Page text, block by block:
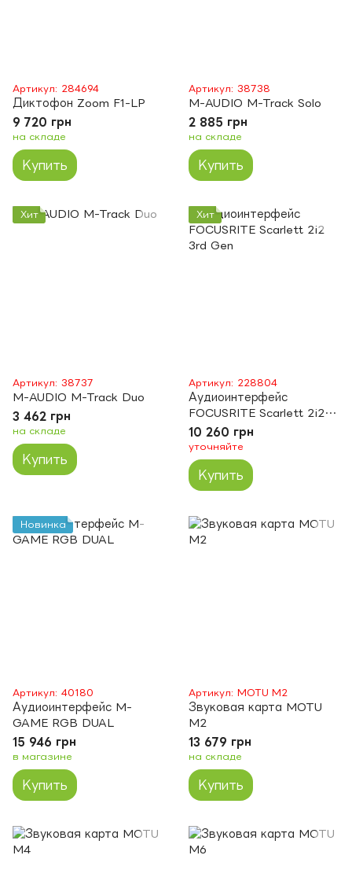
Артикул: 284694
Диктофон Zoom F1-LP
9 720 грн
на складе
Купить
Артикул: 38738
M-AUDIO M-Track Solo
2 885 грн
на складе
Купить
Хит
Артикул: 38737
M-AUDIO M-Track Duo
3 462 грн
на складе
Купить
Хит
Артикул: 228804
Аудиоинтерфейс
FOCUSRITE Scarlett 2i2
3rd Gen
10 260 грн
уточняйте
Купить
Новинка
Артикул: 40180
Аудиоинтерфейс M-
GAME RGB DUAL
15 946 грн
в магазине
Купить
Артикул: MOTU M2
Звуковая карта MOTU
M2
13 679 грн
на складе
Купить